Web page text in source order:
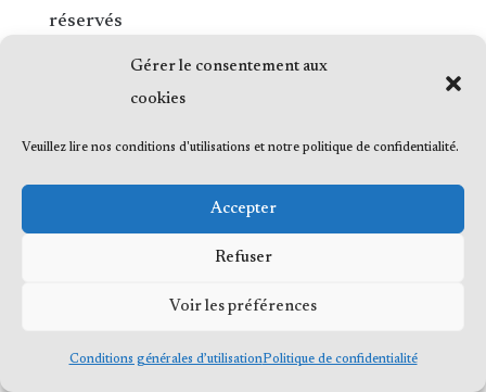
Gérer le consentement aux
cookies
Veuillez lire nos conditions d'utilisations et notre politique de confidentialité.
Accepter
Refuser
Voir les préférences
Conditions générales d’utilisationPolitique de confidentialité
réservés